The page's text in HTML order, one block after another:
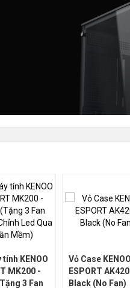
tính KENOO
MK200 -
3 Fan
Vỏ Case
ESPORT
Black (No Fan)